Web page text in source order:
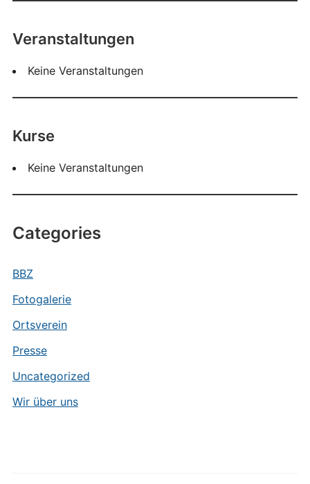
Veranstaltungen
Keine Veranstaltungen
Kurse
Keine Veranstaltungen
Categories
BBZ
Fotogalerie
Ortsverein
Presse
Uncategorized
Wir über uns